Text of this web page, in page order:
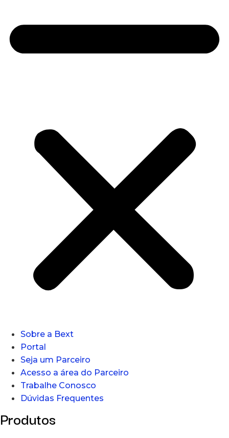
Sobre a Bext
Portal
Seja um Parceiro
Acesso a área do Parceiro
Trabalhe Conosco
Dúvidas Frequentes
Produtos